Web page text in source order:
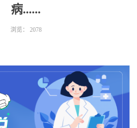
病......
浏览： 2078